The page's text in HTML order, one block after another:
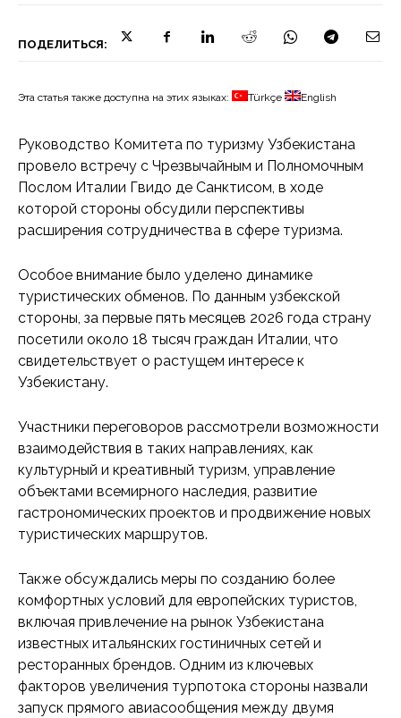
ПОДЕЛИТЬСЯ:
Эта статья также доступна на этих языках: Türkçe English
Руководство Комитета по туризму Узбекистана
провело встречу с Чрезвычайным и Полномочным
Послом Италии Гвидо де Санктисом, в ходе
которой стороны обсудили перспективы
расширения сотрудничества в сфере туризма.
Особое внимание было уделено динамике
туристических обменов. По данным узбекской
стороны, за первые пять месяцев 2026 года страну
посетили около 18 тысяч граждан Италии, что
свидетельствует о растущем интересе к
Узбекистану.
Участники переговоров рассмотрели возможности
взаимодействия в таких направлениях, как
культурный и креативный туризм, управление
объектами всемирного наследия, развитие
гастрономических проектов и продвижение новых
туристических маршрутов.
Также обсуждались меры по созданию более
комфортных условий для европейских туристов,
включая привлечение на рынок Узбекистана
известных итальянских гостиничных сетей и
ресторанных брендов. Одним из ключевых
факторов увеличения турпотока стороны назвали
запуск прямого авиасообщения между двумя